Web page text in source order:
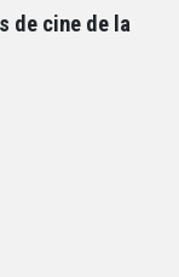
de cine de la